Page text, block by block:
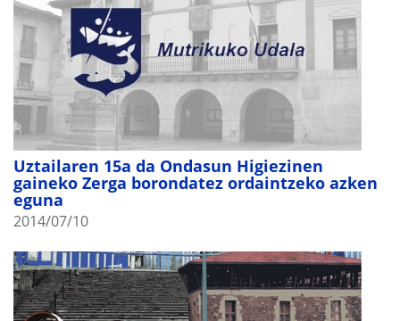
Uztailaren 15a da Ondasun Higiezinen
gaineko Zerga borondatez ordaintzeko azken
eguna
2014/07/10